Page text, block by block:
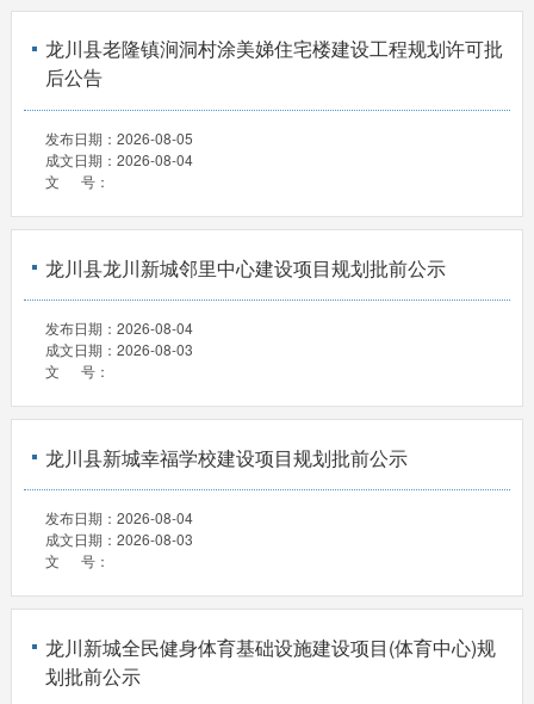
龙川县老隆镇涧洞村涂美娣住宅楼建设工程规划许可批
后公告
发布日期： 2026-08-05
成文日期： 2026-08-04
文 号：
龙川县龙川新城邻里中心建设项目规划批前公示
发布日期： 2026-08-04
成文日期： 2026-08-03
文 号：
龙川县新城幸福学校建设项目规划批前公示
发布日期： 2026-08-04
成文日期： 2026-08-03
文 号：
龙川新城全民健身体育基础设施建设项目(体育中心)规
划批前公示